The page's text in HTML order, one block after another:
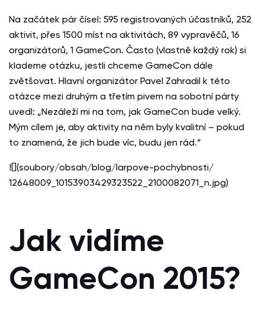
Na začátek pár čísel: 595 registrovaných účastníků, 252
aktivit, přes 1500 míst na aktivitách, 89 vypravěčů, 16
organizátorů, 1 GameCon. Často (vlastně každý rok) si
klademe otázku, jestli chceme GameCon dále
zvětšovat. Hlavní organizátor Pavel Zahradil k této
otázce mezi druhým a třetím pivem na sobotní párty
uvedl: „Nezáleží mi na tom, jak GameCon bude velký.
Mým cílem je, aby aktivity na něm byly kvalitní – pokud
to znamená, že jich bude víc, budu jen rád.“
![](soubory/obsah/blog/larpove-pochybnosti/
12648009_10153903429323522_2100082071_n.jpg)
Jak vidíme
GameCon 2015?